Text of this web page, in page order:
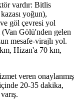
vardır: Bitlis
yoğun),
ve göl çevresi yol
(Van Gölü'nden gelen
mesafe-virajlı yol.
Hizan'a 70 km,
veren onaylanmış
20-35 dakika,